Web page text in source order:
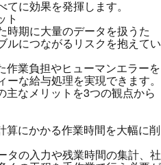
に効果を発揮します。
ト
時期に大量のデータを扱うた
ルにつながるリスクを抱えてい
作業負担やヒューマンエラーを
な給与処理を実現できます。
主なメリットを3つの観点から
算にかかる作業時間を大幅に削
タの入力や残業時間の集計、社